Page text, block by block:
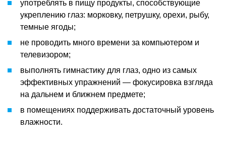
употреблять в пищу продукты, способствующие
укреплению глаз: морковку, петрушку, орехи, рыбу,
темные ягоды;
не проводить много времени за компьютером и
телевизором;
выполнять гимнастику для глаз, одно из самых
эффективных упражнений — фокусировка взгляда
на дальнем и ближнем предмете;
в помещениях поддерживать достаточный уровень
влажности.